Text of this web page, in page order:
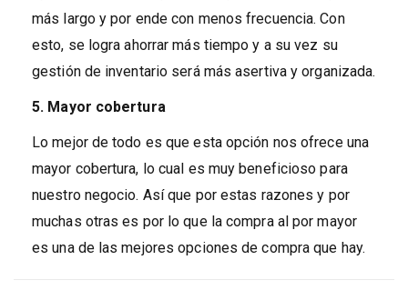
más largo y por ende con menos frecuencia. Con
esto, se logra ahorrar más tiempo y a su vez su
gestión de inventario será más asertiva y organizada.
5. Mayor cobertura
Lo mejor de todo es que esta opción nos ofrece una
mayor cobertura, lo cual es muy beneficioso para
nuestro negocio. Así que por estas razones y por
muchas otras es por lo que la compra al por mayor
es una de las mejores opciones de compra que hay.